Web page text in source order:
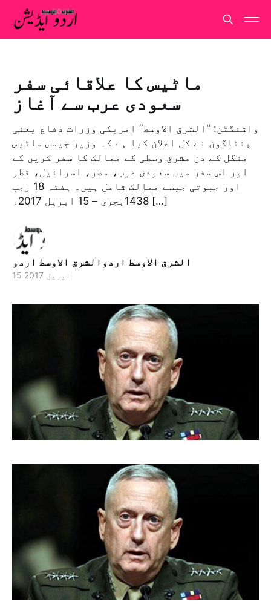
ماٹیس کا علاقائی سفر
سعودی عرب سے آغاز
واشنگٹن: "الشرق الاوسط” امریکی وزرات دفاع یعنی
پنٹاگون نے کل اعلان کیا ہے کہ وزیر جیمس ماٹیس
منگل کے دن مشرق وسطی کے ممالک کا سفر کریں گے
اور اس سفر میں سعودی عرب، مصر، اسرائیل، قطر
اور جبوتی جیسے ممالک شامل ہیں۔ ہفتہ 18 رجب
1438ہجری – 15 اپریل 2017ء […]
الشرق الاوسط اردوالشرق الاوسط اردو
15 اپریل 2017